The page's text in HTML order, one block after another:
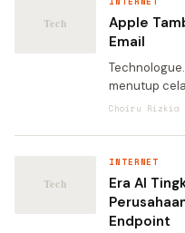
Apple
Email
menutup
Email yang
Choiru Rizkia
INTERNET
Era AI
Endpoint